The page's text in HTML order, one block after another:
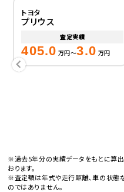
トヨタ
プリウス
査定実績
405.0 万円～3.0 万円
※過去5年分の実績データをもとに算
おります。
※査定額は年式や走行距離、車の状態
のではありません。